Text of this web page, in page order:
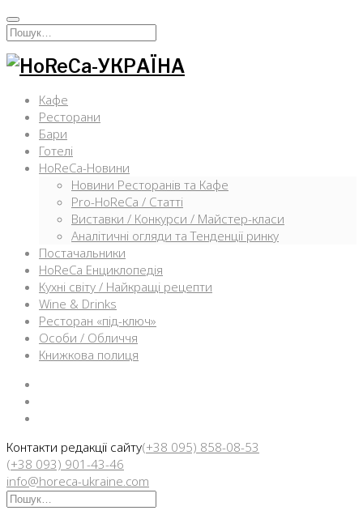
Перейти
кИскать:
Кафе
Ресторани
Бари
Готелі
HoReCa-Новини
Новини Ресторанів та Кафе
Pro-HoReCa / Статті
Виставки / Конкурси / Майстер-класи
Аналітичні огляди та Тенденції ринку
Постачальники
HoReCa Енциклопедія
Кухні світу / Найкращі рецепти
Wine & Drinks
Ресторан «під-ключ»
Особи / Обличчя
Книжкова полиця
Контакти редакції сайту(+38 095) 858-08-53
(+38 093) 901-43-46
info@horeca-ukraine.com
Искать: